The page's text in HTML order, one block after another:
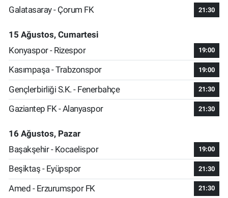
Galatasaray - Çorum FK
21:30
15 Ağustos, Cumartesi
Konyaspor - Rizespor
19:00
Kasımpaşa - Trabzonspor 19:00
Gençlerbirliği S.K. - Fenerbahçe 21:30
Gaziantep FK - Alanyaspor 21:30
16 Ağustos, Pazar
Başakşehir - Kocaelispor
19:00
Beşiktaş - Eyüpspor 21:30
Amed - Erzurumspor FK 21:30